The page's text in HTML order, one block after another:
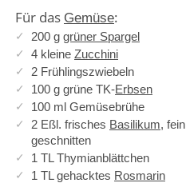
Für das Gemüse:
200 g grüner Spargel
4 kleine Zucchini
2 Frühlingszwiebeln
100 g grüne TK-Erbsen
100 ml Gemüsebrühe
2 Eßl. frisches Basilikum, fein
geschnitten
1 TL Thymianblättchen
1 TL gehacktes Rosmarin